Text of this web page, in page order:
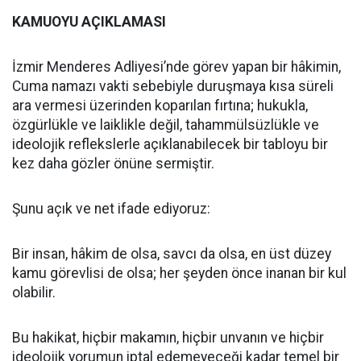
KAMUOYU AÇIKLAMASI
İzmir Menderes Adliyesi’nde görev yapan bir hâkimin,
Cuma namazı vakti sebebiyle duruşmaya kısa süreli
ara vermesi üzerinden koparılan fırtına; hukukla,
özgürlükle ve laiklikle değil, tahammülsüzlükle ve
ideolojik reflekslerle açıklanabilecek bir tabloyu bir
kez daha gözler önüne sermiştir.
Şunu açık ve net ifade ediyoruz:
Bir insan, hâkim de olsa, savcı da olsa, en üst düzey
kamu görevlisi de olsa; her şeyden önce inanan bir kul
olabilir.
Bu hakikat, hiçbir makamın, hiçbir unvanın ve hiçbir
ideolojik yorumun iptal edemeyeceği kadar temel bir